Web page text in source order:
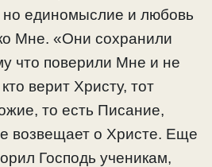
единомыслие и любовь
Мне. «Они сохранили
что поверили Мне и не
верит Христу, тот
то есть Писание,
возвещает о Христе. Еще
Господь ученикам,